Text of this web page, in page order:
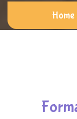
Home